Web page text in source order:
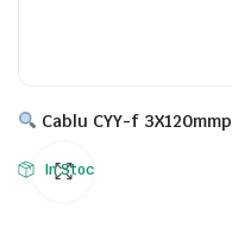
Cablu CYY-f 3X120mmp
In Stoc